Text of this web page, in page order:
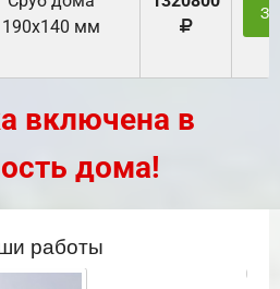
190х140 мм
включена в
дома!
работы